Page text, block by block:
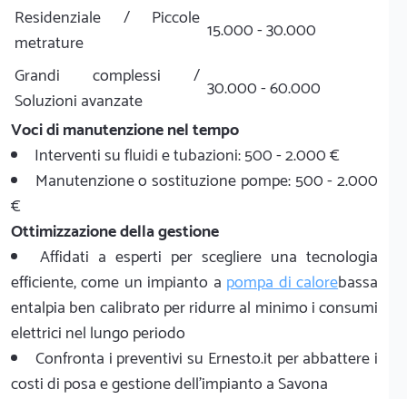
Residenziale / Piccole
metrature
15.000 - 30.000
Grandi complessi /
Soluzioni avanzate
30.000 - 60.000
Voci di manutenzione nel tempo
Interventi su fluidi e tubazioni: 500 - 2.000 €
Manutenzione o sostituzione pompe: 500 - 2.000
€
Ottimizzazione della gestione
Affidati a esperti per scegliere una tecnologia
efficiente, come un impianto a pompa di calorebassa
entalpia ben calibrato per ridurre al minimo i consumi
elettrici nel lungo periodo
Confronta i preventivi su Ernesto.it per abbattere i
costi di posa e gestione dell'impianto a Savona